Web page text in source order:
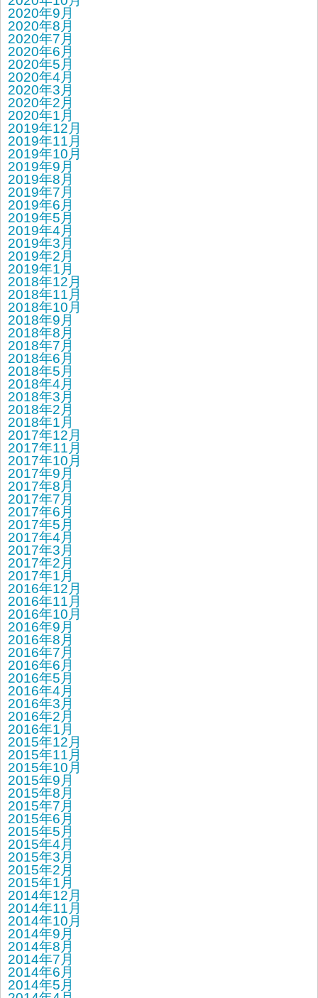
2020年9月
2020年8月
2020年7月
2020年6月
2020年5月
2020年4月
2020年3月
2020年2月
2020年1月
2019年12月
2019年11月
2019年10月
2019年9月
2019年8月
2019年7月
2019年6月
2019年5月
2019年4月
2019年3月
2019年2月
2019年1月
2018年12月
2018年11月
2018年10月
2018年9月
2018年8月
2018年7月
2018年6月
2018年5月
2018年4月
2018年3月
2018年2月
2018年1月
2017年12月
2017年11月
2017年10月
2017年9月
2017年8月
2017年7月
2017年6月
2017年5月
2017年4月
2017年3月
2017年2月
2017年1月
2016年12月
2016年11月
2016年10月
2016年9月
2016年8月
2016年7月
2016年6月
2016年5月
2016年4月
2016年3月
2016年2月
2016年1月
2015年12月
2015年11月
2015年10月
2015年9月
2015年8月
2015年7月
2015年6月
2015年5月
2015年4月
2015年3月
2015年2月
2015年1月
2014年12月
2014年11月
2014年10月
2014年9月
2014年8月
2014年7月
2014年6月
2014年5月